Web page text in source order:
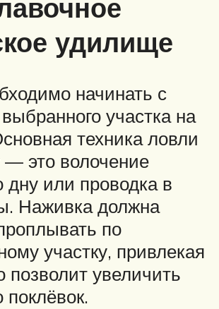
удилище
начинать с
участка на
техника ловли
— это волочение
дну или проводка в
Наживка должна
по
участку, привлекая
позволит увеличить
поклёвок.